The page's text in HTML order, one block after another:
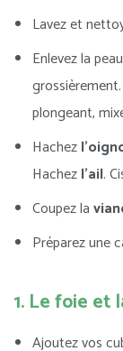
Lavez et
Enlevez la
plongeant,
Hachez
Hachezl’ail.
Coupez la
Préparez une
1. Le foie et
Ajoutez vos